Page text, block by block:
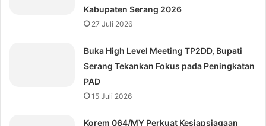
Kabupaten Serang 2026
27 Juli 2026
Buka High Level Meeting TP2DD, Bupati
Serang Tekankan Fokus pada Peningkatan
PAD
15 Juli 2026
Korem 064/MY Perkuat Kesiapsiagaan